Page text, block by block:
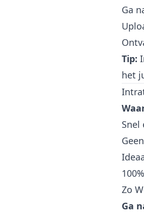
Ga
Tip:
het
Snel
Zo
Ga